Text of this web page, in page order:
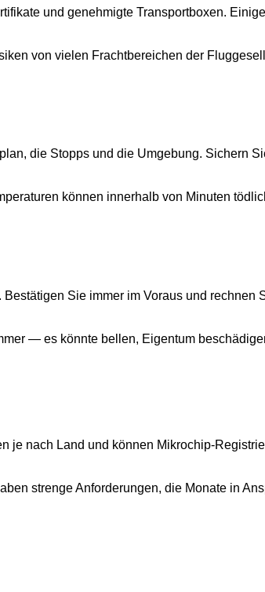
und genehmigte Transportboxen.
von vielen Frachtbereichen der
die Stopps und die Umgebung. Sichern
können innerhalb von Minuten
Sie immer im Voraus und rechnen
— es könnte bellen, Eigentum
je nach Land und können Mikrochip-
strenge Anforderungen, die Monate in